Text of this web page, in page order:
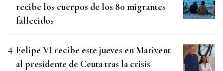
recibe los cuerpos de los 80 migrantes
fallecidos
Felipe VI recibe este jueves en Marivent
al presidente de Ceuta tras la crisis